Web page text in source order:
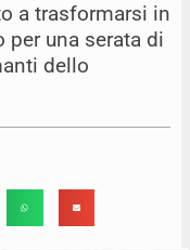
a trasformarsi in
per una serata di
dello